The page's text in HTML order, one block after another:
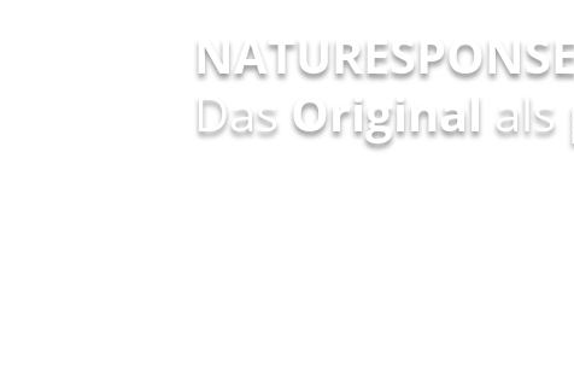
Das Original als